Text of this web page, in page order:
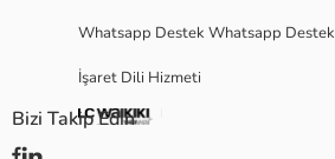
Ana Kumaş:
Cinsiyet:
Kalıp:
Whatsapp Destek Whatsapp Destek
İşaret Dili Hizmeti
Bizi Takip Edin